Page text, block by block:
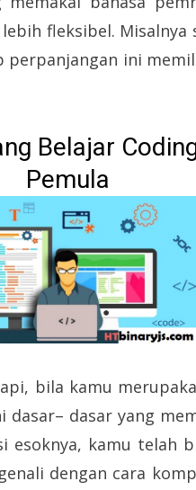
fleksibel. Misalnya
perpanjangan ini
Belajar
Pemula
bila kamu
dasar– dasar yang
esoknya, kamu telah
dengan cara